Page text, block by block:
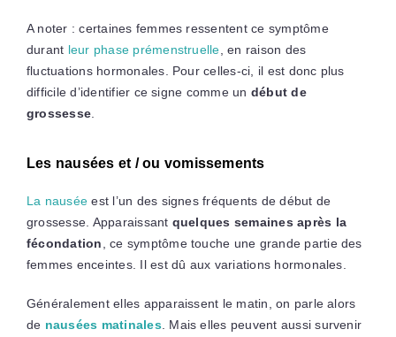
A noter : certaines femmes ressentent ce symptôme
durant leur phase prémenstruelle , en raison des
fluctuations hormonales. Pour celles-ci, il est donc plus
difficile d’identifier ce signe comme un début de
grossesse
Les nausées et / ou vomissements
La nausée est l’un des signes fréquents de début de
grossesse. Apparaissant quelques semaines après la
fécondation
, ce symptôme touche une grande partie des
femmes enceintes. Il est dû aux variations hormonales.
Généralement elles apparaissent le matin, on parle alors
de nausées matinales. Mais elles peuvent aussi survenir